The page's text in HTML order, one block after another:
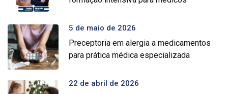
5 de maio de 2026
Preceptoria em alergia a medicamentos
para prática médica especializada
22 de abril de 2026